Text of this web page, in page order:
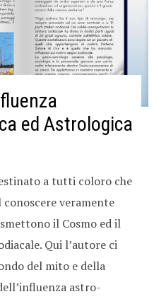
ed Astrologica
a tutti coloro che
veramente
il Cosmo ed il
Qui l’autore ci
del mito e della
astro-